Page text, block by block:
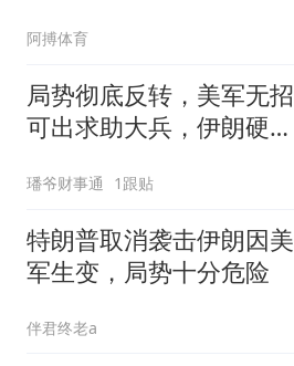
阿搏体育
局势彻底反转，美军无招
可出求助大兵，伊朗硬气
璠爷财事通 1跟贴
特朗普取消袭击伊朗因美
军生变，局势十分危险
伴君终老a